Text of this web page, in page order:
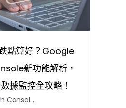
點算好？Google
新功能解析，
據監控全攻略！
Consol…